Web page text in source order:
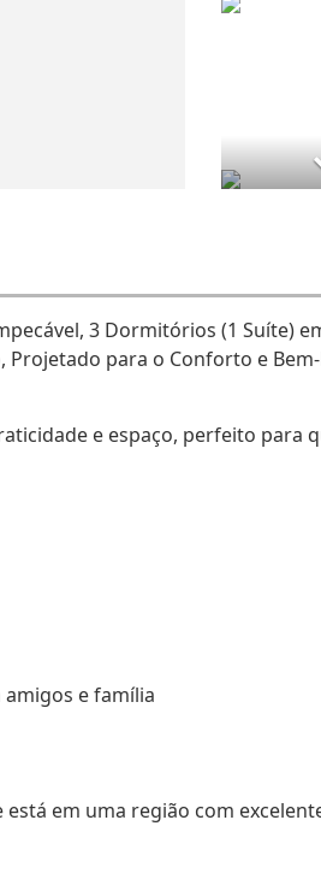
3 Dormitórios (1 Suíte)
Projetado para o Conforto e
e espaço, perfeito para
e família
em uma região com